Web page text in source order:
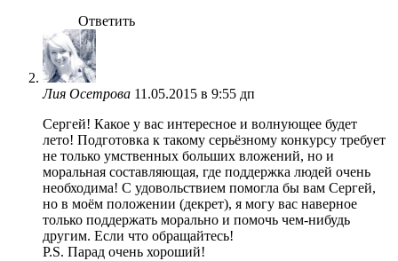
Ответить
Лия Осетрова 11.05.2015 в 9:55 дп
Сергей! Какое у вас интересное и волнующее будет
лето! Подготовка к такому серьёзному конкурсу требует
не только умственных больших вложений, но и
моральная составляющая, где поддержка людей очень
необходима! С удовольствием помогла бы вам Сергей,
но в моём положении (декрет), я могу вас наверное
только поддержать морально и помочь чем-нибудь
другим. Если что обращайтесь!
P.S. Парад очень хороший!